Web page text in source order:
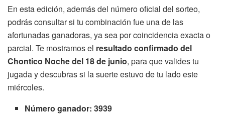
En esta edición, además del número oficial del sorteo,
podrás consultar si tu combinación fue una de las
afortunadas ganadoras, ya sea por coincidencia exacta o
parcial. Te mostramos el resultado confirmado del
Chontico Noche del 18 de junio, para que valides tu
jugada y descubras si la suerte estuvo de tu lado este
miércoles.
Número ganador: 3939